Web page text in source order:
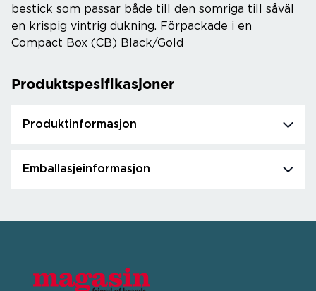
bestick som passar både till den somriga till såväl
en krispig vintrig dukning. Förpackade i en
Compact Box (CB) Black/Gold
Produktspesifikasjoner
Produktinformasjon
Emballasjeinformasjon